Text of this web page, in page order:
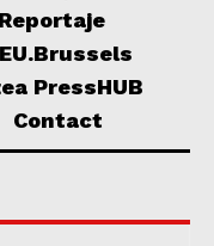
Reportaje
PressHUB
Contact